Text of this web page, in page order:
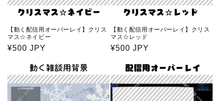
【動く配信用オーバーレイ】クリス
マス☆ネイビー
通
格
¥500 JPY
【動く配信用オーバーレイ】クリス
マス☆レッド
通
格
¥500 JPY